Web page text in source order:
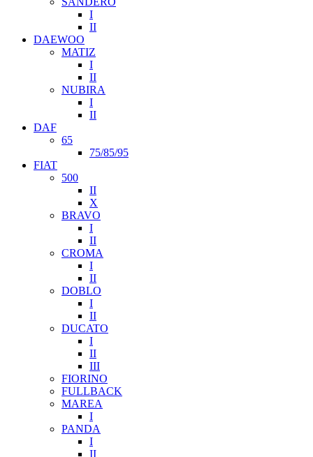
I
II
DAEWOO
MATIZ
I
II
NUBIRA
I
II
DAF
65
75/85/95
FIAT
500
II
X
BRAVO
I
II
CROMA
I
II
DOBLO
I
II
DUCATO
I
II
III
FIORINO
FULLBACK
MAREA
I
PANDA
I
II